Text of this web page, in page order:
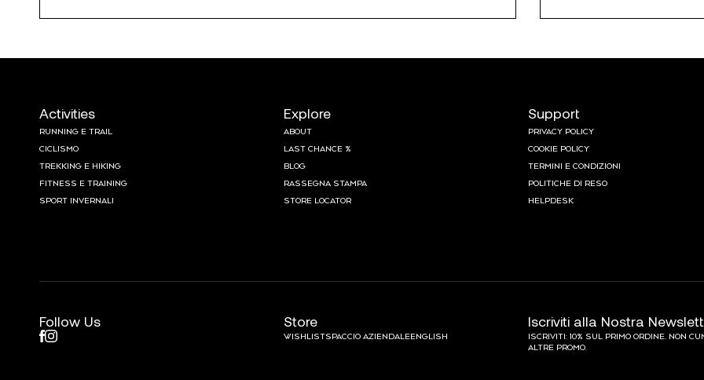
Activities
RUNNING E TRAIL
CICLISMO
TREKKING E HIKING
FITNESS E TRAINING
SPORT INVERNALI
Explore
ABOUT
LAST CHANCE %
BLOG
RASSEGNA STAMPA
STORE LOCATOR
Support
PRIVACY POLICY
COOKIE POLICY
TERMINI E CONDIZIONI
POLITICHE DI RESO
HELPDESK
Follow Us Store
WISHLISTSPACCIO AZIENDALEENGLISH
Iscriviti alla Nostra
ISCRIVITI: 10% SUL PRIMO ORDINE. NON
ALTRE PROMO.